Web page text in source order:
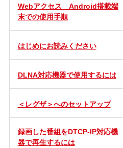
Webアクセス Android搭載端
末での使用手順
はじめにお読みください
DLNA対応機器で使用するには
＜レグザ＞へのセットアップ
録画した番組をDTCP-IP対応機
器で再生するには